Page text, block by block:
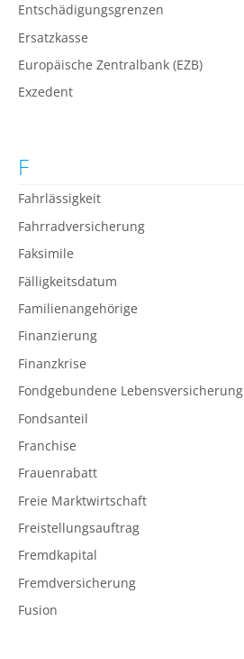
Entschädigungsgrenzen
Ersatzkasse
Europäische Zentralbank (EZB)
Exzedent
F
Fahrlässigkeit
Fahrradversicherung
Faksimile
Fälligkeitsdatum
Familienangehörige
Finanzierung
Finanzkrise
Fondgebundene Lebensversicherung
Fondsanteil
Franchise
Frauenrabatt
Freie Marktwirtschaft
Freistellungsauftrag
Fremdkapital
Fremdversicherung
Fusion